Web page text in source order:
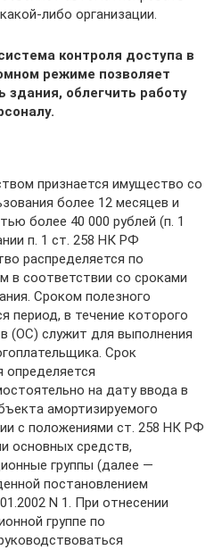
либо организации.
контроля доступа в
режиме позволяет
здания, облегчить работу
признается имущество со
более 12 месяцев и
более 40 000 рублей (п. 1
п. 1 ст. 258 НК РФ
распределяется по
в соответствии со сроками
Сроком полезного
период, в течение которого
(ОС) служит для выполнения
Срок
определяется
на дату ввода в
амортизируемого
с положениями ст. 258 НК РФ
основных средств,
группы (далее —
постановлением
N 1. При отнесении
группе по